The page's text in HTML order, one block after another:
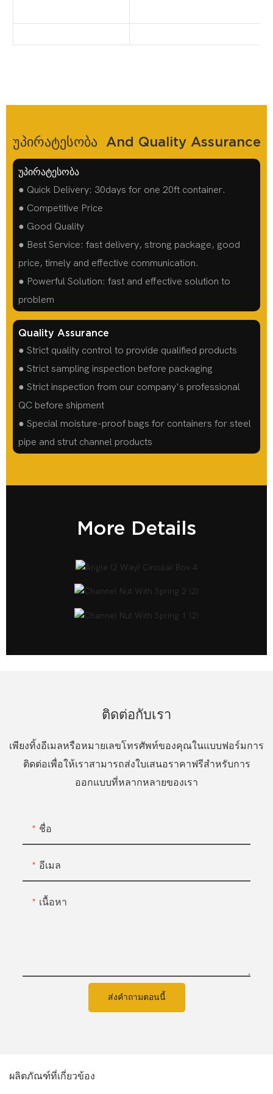
Უპირატესობა And Quality Assurance
უპირატესობა
● Quick Delivery: 30days for one 20ft container.
● Competitive Price
● Good Quality
● Best Service: fast delivery, strong package, good
price, timely and effective communication.
● Powerful Solution: fast and effective solution to
problem
Quality Assurance
● Strict quality control to provide qualified products
● Strict sampling inspection before packaging
● Strict inspection from our company's professional
QC before shipment
● Special moisture-proof bags for containers for steel
pipe and strut channel products
More Details
ติดต่อกับเรา
เพียงทิ้งอีเมลหรือหมายเลขโทรศัพท์ของคุณในแบบฟอร์มการ
ติดต่อเพื่อให้เราสามารถส่งใบเสนอราคาฟรีสำหรับการ
ออกแบบที่หลากหลายของเรา
ชื่อ
อีเมล
เนื้อหา
ส่งคำถามตอนนี้
ผลิตภัณฑ์ที่เกี่ยวข้อง